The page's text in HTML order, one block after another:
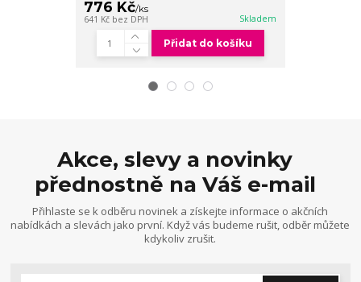
776 Kč/ks
641 Kč bez DPH Skladem
Přidat do košíku
Akce, slevy a novinky
přednostně na Váš e-mail
Přihlaste se k odběru novinek a získejte informace o akčních
nabídkách a slevách jako první. Když vás budeme rušit, odběr můžete
kdykoliv zrušit.